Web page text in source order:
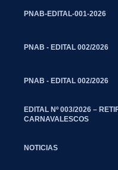
PNAB-EDITAL-001-2026
PNAB - EDITAL 002/2026
PNAB - EDITAL 002/2026
EDITAL Nº 003/2026 –
CARNAVALESCOS
NOTICIAS